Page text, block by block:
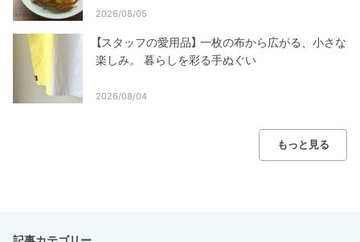
2026/08/05
【スタッフの愛用品】 一枚の布から広がる、小さな
楽しみ。 暮らしを彩る手ぬぐい
2026/08/04
もっと見る